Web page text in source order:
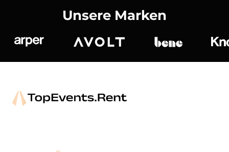
Unsere Marken